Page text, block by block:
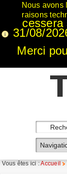
Nous avons
raisons
cessera
31/08/
Merci
Vous êtes ici :Accueil